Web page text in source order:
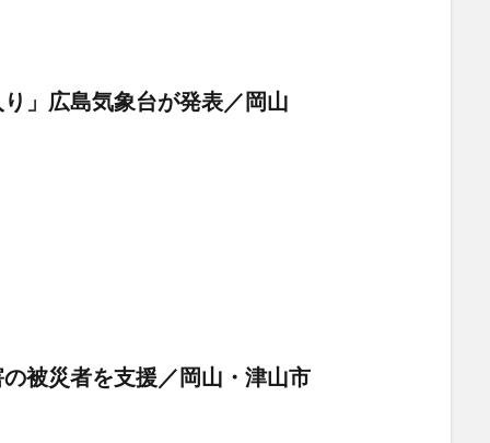
」広島気象台が発表／岡山
被災者を支援／岡山・津山市